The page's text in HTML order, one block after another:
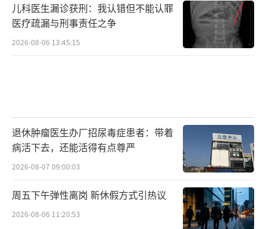
儿科医生漏诊获刑：我认错但不能认罪
医疗疏漏与刑事责任之争
2026-08-06 13:45:15
退休肿瘤医生办厂招尿毒症患者：带着
病活下去，还能活得有点尊严
2026-08-07 09:00:03
周五下午弹性离岗 新休假方式引热议
2026-08-06 11:20:53